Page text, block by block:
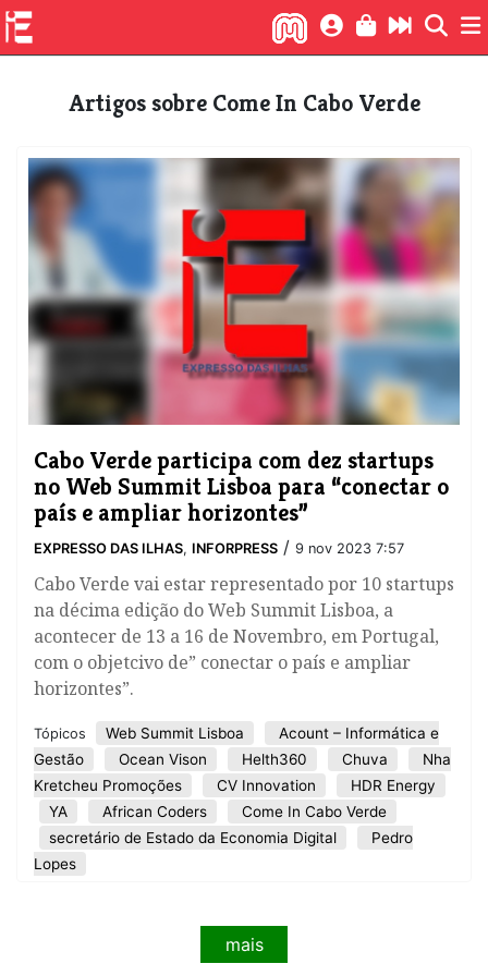
Artigos sobre Come In Cabo Verde
Cabo Verde participa com dez startups
no Web Summit Lisboa para “conectar o
país e ampliar horizontes”
EXPRESSO DAS ILHAS, INFORPRESS / 9 nov 2023 7:57
Cabo Verde vai estar representado por 10 startups
na décima edição do Web Summit Lisboa, a
acontecer de 13 a 16 de Novembro, em Portugal,
com o objetcivo de” conectar o país e ampliar
horizontes”.
Tópicos Web Summit Lisboa
Acount – Informática e
Gestão
Ocean Vison Helth360 Chuva
Nha
Kretcheu Promoções
CV Innovation
HDR Energy
YA
African Coders
Come In Cabo Verde
secretário de Estado da Economia Digital
Pedro
Lopes
mais